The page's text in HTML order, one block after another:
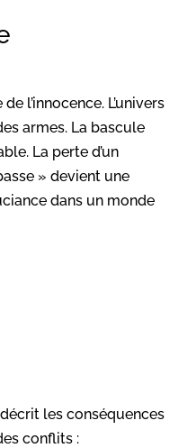
l’innocence. L’univers
armes. La bascule
La perte d’un
» devient une
dans un monde
décrit les conséquences
conflits :